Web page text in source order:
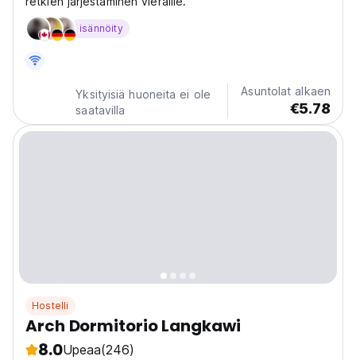
isännöity
Yksityisiä huoneita ei ole
saatavilla
Asuntolat alkaen
€5.78
Hostelli
Arch Dormitorio Langkawi
8.0Upeaa(246)